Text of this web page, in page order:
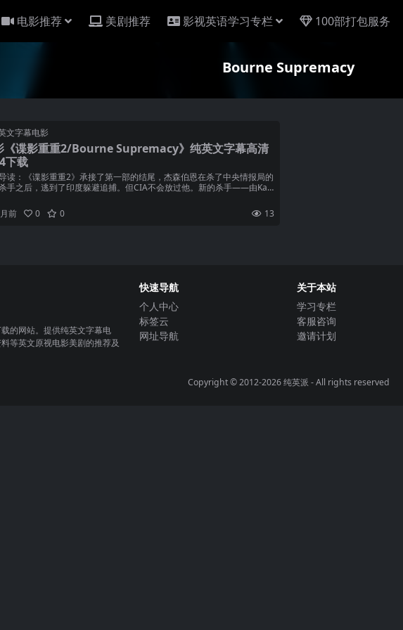
电影推荐 美剧推荐 影视英语学习专栏 100部打包服务
Bourne Supremacy
文字幕电影
《谍影重重2/Bourne Supremacy》纯英文字幕高清
下载
读：《谍影重重2》承接了第一部的结尾，杰森伯恩在杀了中央情报局的
手之后，逃到了印度躲避追捕。但CIA不会放过他。新的杀手——由Karl
前
0 0 13
的网站。提供纯英文字幕电
等英文原视电影美剧的推荐及
快速导航
个人中心
标签云
网址导航
关于本站
学习专栏
客服咨询
邀请计划
Copyright © 2012-2026纯英派 - All rights reserved